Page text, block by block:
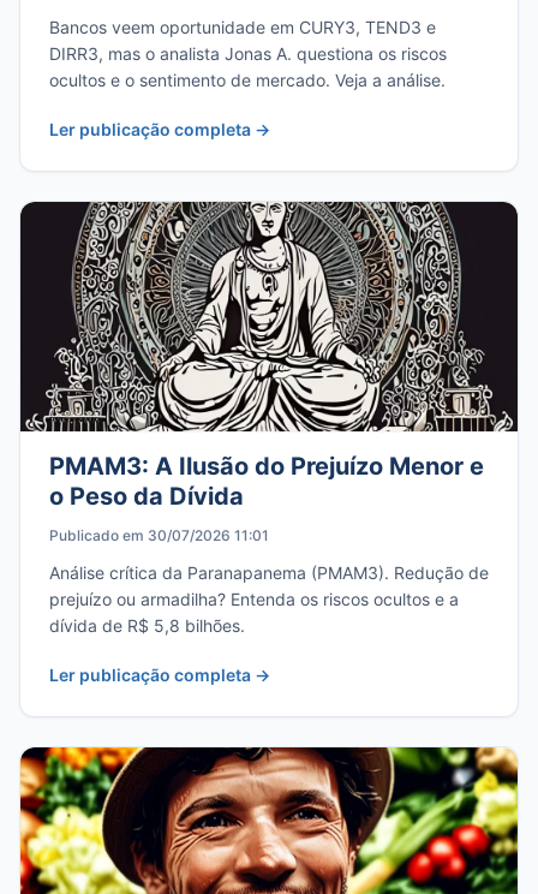
Bancos veem oportunidade em CURY3, TEND3 e
DIRR3, mas o analista Jonas A. questiona os riscos
ocultos e o sentimento de mercado. Veja a análise.
Ler publicação completa →
PMAM3: A Ilusão do Prejuízo Menor e
o Peso da Dívida
Publicado em 30/07/2026 11:01
Análise crítica da Paranapanema (PMAM3). Redução de
prejuízo ou armadilha? Entenda os riscos ocultos e a
dívida de R$ 5,8 bilhões.
Ler publicação completa →